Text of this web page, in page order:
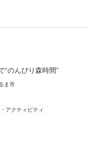
“のんびり森時間”
ま市
アクティビティ